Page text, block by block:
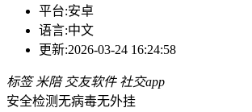
平台:安卓
语言:中文
更新:2026-03-24 16:24:58
标签 米陪 交友软件 社交app
安全检测无病毒无外挂